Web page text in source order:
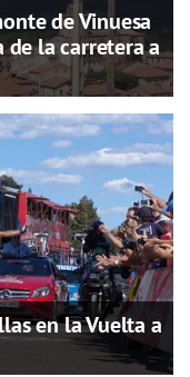
de Vinuesa
de la carretera a
en la Vuelta a